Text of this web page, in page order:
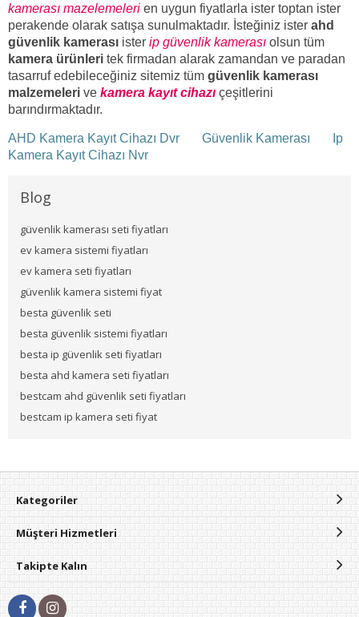
kamerası mazelemeleri en uygun fiyatlarla ister toptan ister
perakende olarak satışa sunulmaktadır. İsteğiniz ister ahd
güvenlik kamerası ister ip güvenlik kamerası olsun tüm
kamera ürünleri tek firmadan alarak zamandan ve paradan
tasarruf edebileceğiniz sitemiz tüm güvenlik kamerası
malzemeleri ve kamera kayıt cihazı çeşitlerini
barındırmaktadır.
AHD Kamera Kayıt Cihazı Dvr Güvenlik Kamerası
Ip
Kamera Kayıt Cihazı Nvr
Blog
güvenlik kamerası seti fiyatları
ev kamera sistemi fiyatları
ev kamera seti fiyatları
güvenlik kamera sistemi fiyat
besta güvenlik seti
besta güvenlik sistemi fiyatları
besta ip güvenlik seti fiyatları
besta ahd kamera seti fiyatları
bestcam ahd güvenlik seti fiyatları
bestcam ip kamera seti fiyat
Kategoriler
Müşteri Hizmetleri
Takipte Kalın